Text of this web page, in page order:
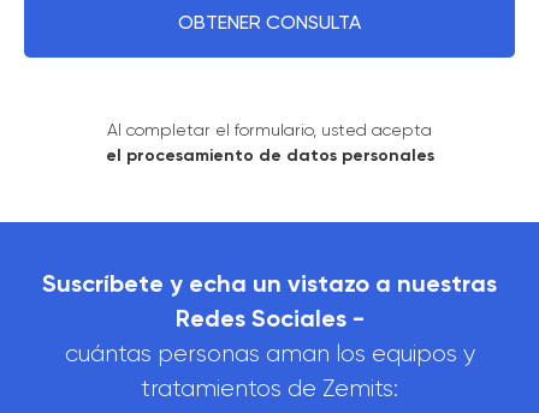
OBTENER CONSULTA
Al completar el formulario, usted acepta
el procesamiento de datos personales
Suscríbete y echa un vistazo a nuestras
Redes Sociales -
cuántas personas aman los equipos y
tratamientos de Zemits: